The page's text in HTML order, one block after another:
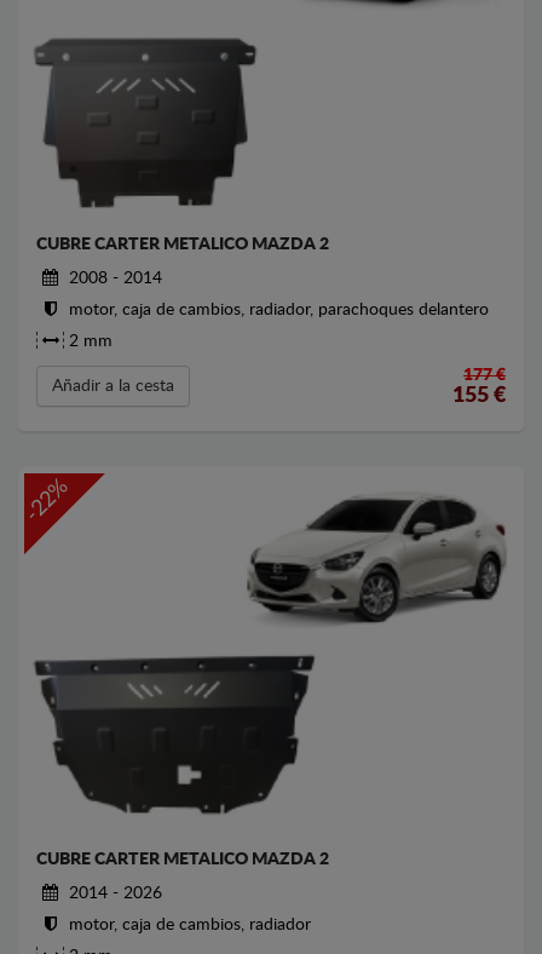
CUBRE CARTER METALICO MAZDA 2
2008 - 2014
motor, caja de cambios, radiador, parachoques delantero
2 mm
Añadir a la cesta
177 €
155 €
-22%
CUBRE CARTER METALICO MAZDA 2
2014 - 2026
motor, caja de cambios, radiador